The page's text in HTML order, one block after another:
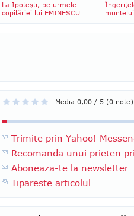
La Ipoteşti, pe urmele
copilăriei lui EMINESCU
Media 0,00 / 5 (0 note)
Trimite prin Yahoo!
Recomanda unui prieten
Aboneaza-te la newsletter
Tipareste articolul